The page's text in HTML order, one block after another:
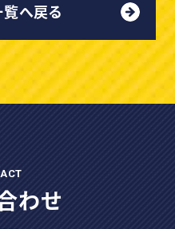
へ戻る
わせ